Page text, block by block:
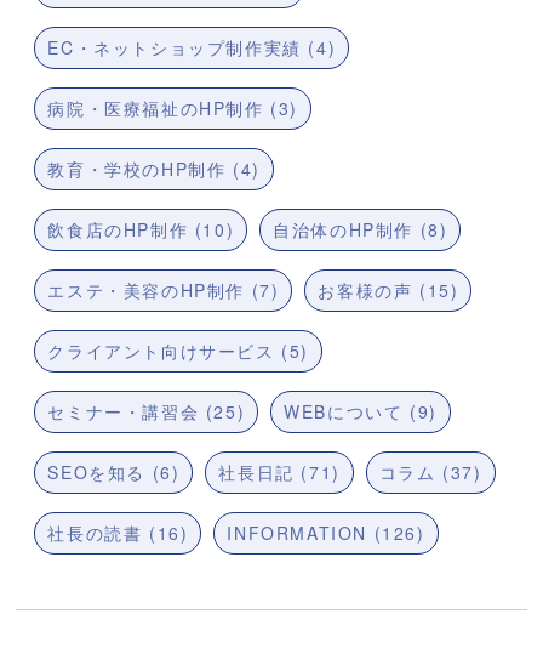
EC・ネットショップ制作実績 (4)
病院・医療福祉のHP制作 (3)
教育・学校のHP制作 (4)
飲食店のHP制作 (10) 自治体のHP制作 (8)
エステ・美容のHP制作 (7) お客様の声 (15)
クライアント向けサービス (5)
セミナー・講習会 (25) WEBについて (9)
SEOを知る (6) 社長日記 (71) コラム (37)
社長の読書 (16) INFORMATION (126)